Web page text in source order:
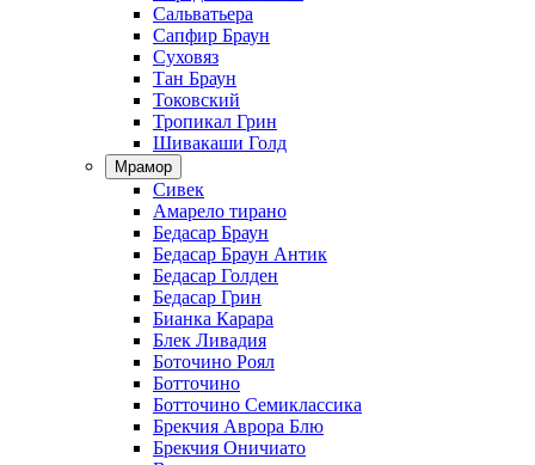
Сальватьера
Сапфир Браун
Суховяз
Тан Браун
Токовский
Тропикал Грин
Шивакаши Голд
Мрамор
Сивек
Амарело тирано
Бедасар Браун
Бедасар Браун Антик
Бедасар Голден
Бедасар Грин
Бианка Карара
Блек Ливадия
Боточино Роял
Ботточино
Ботточино Семиклассика
Брекчия Аврора Блю
Брекчия Оничиато